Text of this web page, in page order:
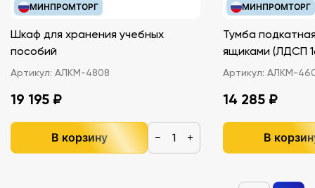
МИНПРОМТОРГ
Шкаф для хранения учебных
пособий
Артикул: АЛКМ-4808
19 195 ₽
В корзину − +
МИНПРОМТОРГ
Тумба
ящиками
Артикул: АЛКМ-
14 285 ₽
В